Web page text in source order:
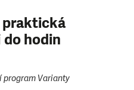
praktická
hodin
program Varianty